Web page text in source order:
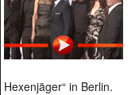
Hexenjäger“ in Berlin.